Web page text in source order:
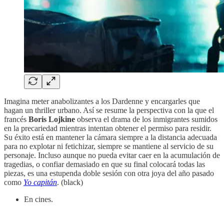
Imagina meter anabolizantes a los Dardenne y encargarles que
hagan un thriller urbano. Así se resume la perspectiva con la que el
francés Boris Lojkine observa el drama de los inmigrantes sumidos
en la precariedad mientras intentan obtener el permiso para residir.
Su éxito está en mantener la cámara siempre a la distancia adecuada
para no explotar ni fetichizar, siempre se mantiene al servicio de su
personaje. Incluso aunque no pueda evitar caer en la acumulación de
tragedias, o confiar demasiado en que su final colocará todas las
piezas, es una estupenda doble sesión con otra joya del año pasado
como Yo capitán. (black)
En cines.